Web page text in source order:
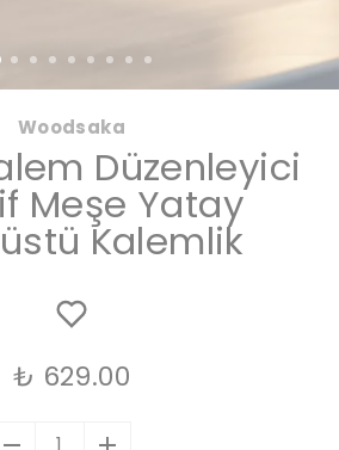
Woodsaka
Düzenleyici
Meşe Yatay
Kalemlik
₺ 629.00